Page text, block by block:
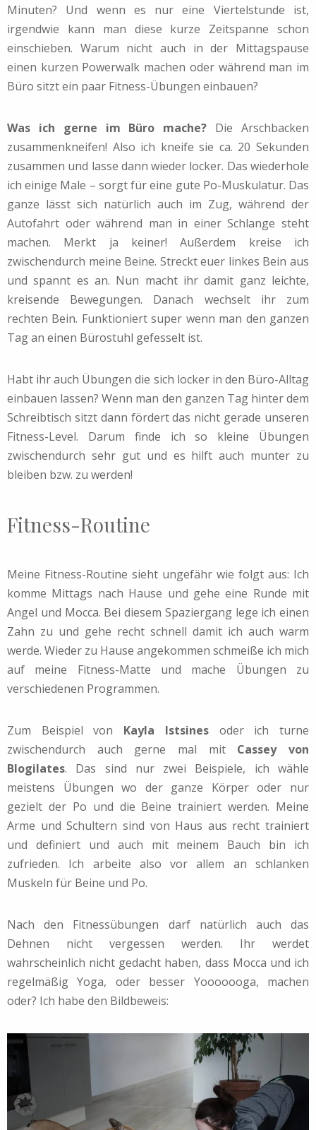
Minuten? Und wenn es nur eine Viertelstunde ist,
irgendwie kann man diese kurze Zeitspanne schon
einschieben. Warum nicht auch in der Mittagspause
einen kurzen Powerwalk machen oder während man im
Büro sitzt ein paar Fitness-Übungen einbauen?
Was ich gerne im Büro mache? Die Arschbacken
zusammenkneifen! Also ich kneife sie ca. 20 Sekunden
zusammen und lasse dann wieder locker. Das wiederhole
ich einige Male – sorgt für eine gute Po-Muskulatur. Das
ganze lässt sich natürlich auch im Zug, während der
Autofahrt oder während man in einer Schlange steht
machen. Merkt ja keiner! Außerdem kreise ich
zwischendurch meine Beine. Streckt euer linkes Bein aus
und spannt es an. Nun macht ihr damit ganz leichte,
kreisende Bewegungen. Danach wechselt ihr zum
rechten Bein. Funktioniert super wenn man den ganzen
Tag an einen Bürostuhl gefesselt ist.
Habt ihr auch Übungen die sich locker in den Büro-Alltag
einbauen lassen? Wenn man den ganzen Tag hinter dem
Schreibtisch sitzt dann fördert das nicht gerade unseren
Fitness-Level. Darum finde ich so kleine Übungen
zwischendurch sehr gut und es hilft auch munter zu
bleiben bzw. zu werden!
Fitness-Routine
Meine Fitness-Routine sieht ungefähr wie folgt aus: Ich
komme Mittags nach Hause und gehe eine Runde mit
Angel und Mocca. Bei diesem Spaziergang lege ich einen
Zahn zu und gehe recht schnell damit ich auch warm
werde. Wieder zu Hause angekommen schmeiße ich mich
auf meine Fitness-Matte und mache Übungen zu
verschiedenen Programmen.
Zum Beispiel von Kayla Istsinesoder ich turne
zwischendurch auch gerne mal mit Cassey von
Blogilates. Das sind nur zwei Beispiele, ich wähle
meistens Übungen wo der ganze Körper oder nur
gezielt der Po und die Beine trainiert werden. Meine
Arme und Schultern sind von Haus aus recht trainiert
und definiert und auch mit meinem Bauch bin ich
zufrieden. Ich arbeite also vor allem an schlanken
Muskeln für Beine und Po.
Nach den Fitnessübungen darf natürlich auch das
Dehnen nicht vergessen werden. Ihr werdet
wahrscheinlich nicht gedacht haben, dass Mocca und ich
regelmäßig Yoga, oder besser Yooooooga, machen
oder? Ich habe den Bildbeweis: